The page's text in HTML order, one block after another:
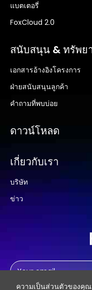
ความเป็นส่วนตัวของคุ
แบตเตอรี่
FoxCloud 2.0
สนับสนุน & ทรัพย
เอกสารอ้างอิงโครงการ
ฝ่ายสนับสนุนลูกค้า
คำถามที่พบบ่อย
ดาวน์โหลด
เกี่ยวกับเรา
บริษัท
ข่าว